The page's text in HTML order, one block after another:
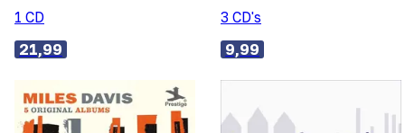
1 CD
21,99
3 CD's
9,99